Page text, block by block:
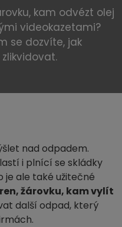
kam odvézt olej
videokazetami?
se dozvíte, jak
nad odpadem.
i plnící se skládky
je ale také užitečné
žárovku, kam vylít
další odpad, který